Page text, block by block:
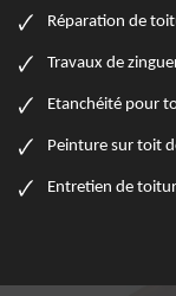
Réparation de
Travaux de
Etanchéité pour
Peinture sur toit
Entretien de